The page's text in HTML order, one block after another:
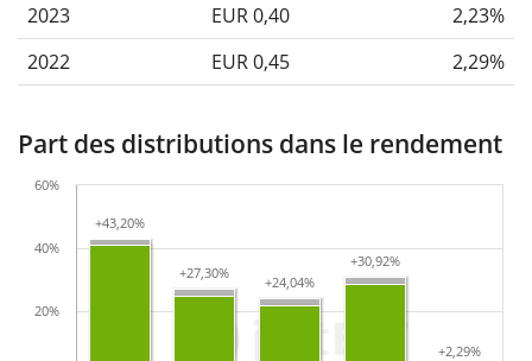
2023
EUR 0,40
2,23%
2022
EUR 0,45 2,29%
Part des distributions dans le rendement
+43,20%
+43,20%
+27,30%
+27,30%
+24,04%
+24,04%
+30,92%
+30,92%
+2,29%
+2,29%
20%
40%
60%